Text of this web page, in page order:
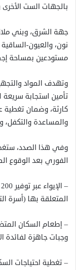
بالجهات الست
جهة الشرق، وبني
نون، والعيون-
مستودعين بمساحة إجمالية تبلغ 10 آلاف
وتهدف المواد
تأمين استجابة
كارثة، وضمان تغطية
والمساعدة والتكفل،
وفي هذا الصدد،
الفوري بعد الوقوع
المتعلقة بها (أسرة
– إطعام السكان
وجبات جاهزة لفائدة
– تغطية احتياجات